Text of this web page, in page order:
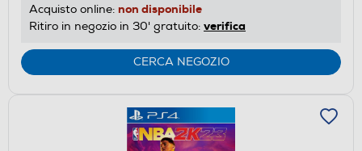
Acquisto online: non disponibile
Ritiro in negozio in 30' gratuito: verifica
CERCA NEGOZIO